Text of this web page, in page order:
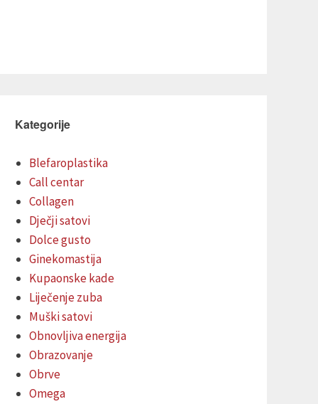
Kategorije
Blefaroplastika
Call centar
Collagen
Dječji satovi
Dolce gusto
Ginekomastija
Kupaonske kade
Liječenje zuba
Muški satovi
Obnovljiva energija
Obrazovanje
Obrve
Omega